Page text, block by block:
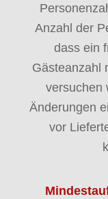
Anzahl der
dass ein
Gästeanzahl
versuchen
Änderungen
vor